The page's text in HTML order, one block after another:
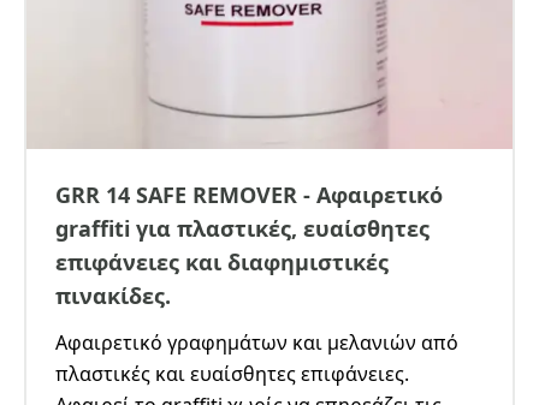
GRR 14 SAFE REMOVER - Αφαιρετικό
graffiti για πλαστικές, ευαίσθητες
επιφάνειες και διαφημιστικές
πινακίδες.
Αφαιρετικό γραφημάτων και μελανιών από
πλαστικές και ευαίσθητες επιφάνειες.